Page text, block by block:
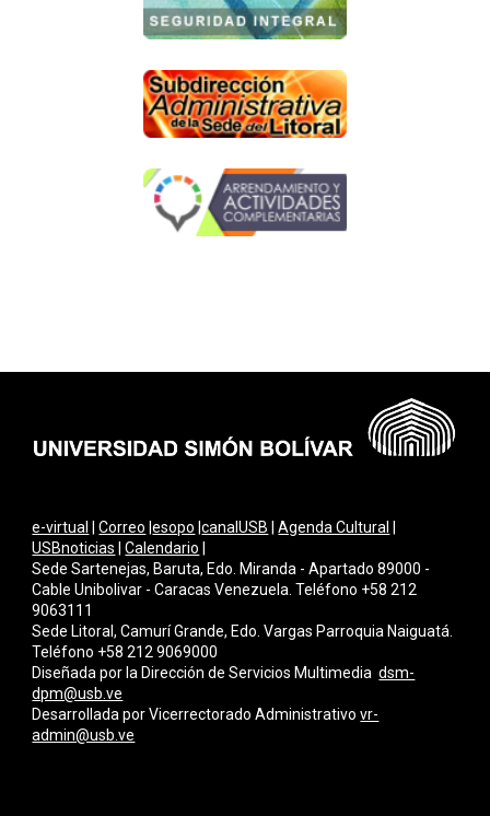
e-virtual |Correo |esopo |canalUSB |Agenda Cultural
USBnoticias |Calendario
Sede Sartenejas, Baruta, Edo. Miranda - Apartado 89000 -
Cable Unibolivar - Caracas Venezuela. Teléfono +58 212
9063111
Sede Litoral, Camurí Grande, Edo. Vargas Parroquia Naiguatá.
Teléfono +58 212 9069000
Diseñada por la Dirección de Servicios Multimediadsm-
dpm@usb.ve
Desarrollada porVicerrectorado Administrativovr-
admin@usb.ve